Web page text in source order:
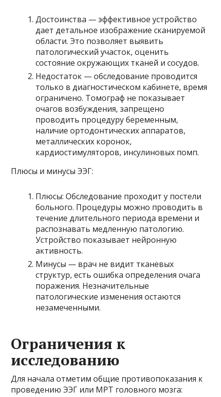
Достоинства — эффективное устройство
дает детальное изображение сканируемой
области. Это позволяет выявить
патологический участок, оценить
состояние окружающих тканей и сосудов.
Недостаток — обследование проводится
только в диагностическом кабинете, время
ограничено. Томограф не показывает
очагов возбуждения, запрещено
проводить процедуру беременным,
наличие ортодонтических аппаратов,
металлических коронок,
кардиостимуляторов, инсулиновых помп.
Плюсы и минусы ЭЭГ:
Плюсы: Обследование проходит у постели
больного. Процедуры можно проводить в
течение длительного периода времени и
распознавать медленную патологию.
Устройство показывает нейронную
активность.
Минусы — врач не видит тканевых
структур, есть ошибка определения очага
поражения. Незначительные
патологические изменения остаются
незамеченными.
Ограничения к
исследованию
Для начала отметим общие противопоказания к
проведению ЭЭГ или МРТ головного мозга: